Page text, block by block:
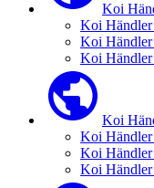
Koi
Koi
Koi
Koi
Koi
Koi Händler
Koi
Koi